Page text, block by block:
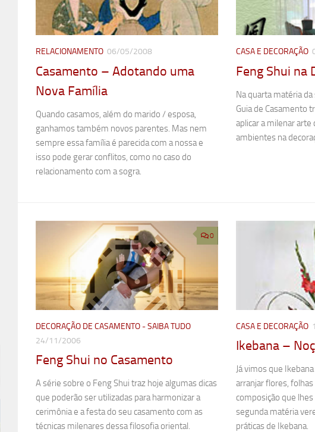
RELACIONAMENTO 06/05/2008
Casamento – Adotando uma
Nova Família
Quando casamos, além do marido / esposa,
ganhamos também novos parentes. Mas nem
sempre essa família é parecida com a nossa e
isso pode gerar conflitos, como no caso do
relacionamento com a sogra.
CASA E DECORAÇÃO
Feng Shui na
Na quarta matéria
Guia de Casamento
aplicar a milenar arte
ambientes na
0
DECORAÇÃO DE CASAMENTO - SAIBA TUDO
24/11/2006
Feng Shui no Casamento
A série sobre o Feng Shui traz hoje algumas dicas
que poderão ser utilizadas para harmonizar a
cerimônia e a festa do seu casamento com as
técnicas milenares dessa filosofia oriental.
CASA E DECORAÇÃO
Ikebana –
Já vimos que
arranjar flores,
composição que
segunda matéria
práticas de Ikebana.